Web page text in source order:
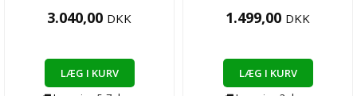
3.040,00 DKK
LÆG I KURV
1.499,00 DKK
LÆG I KURV